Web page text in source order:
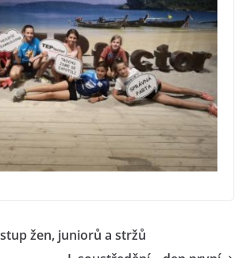
žen, juniorů a stržů